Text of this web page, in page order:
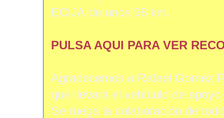
ECIJA de unos 98 km.
PULSA AQUI PARA VER
Agradecemos a Rafael Gomez
que llevará el vehículo de
Se ruega la colaboración de